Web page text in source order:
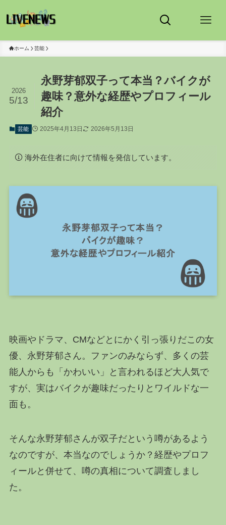
ホーム 芸能
永野芽郁双子って本当？バイクが
趣味？意外な経歴やプロフィール
紹介
2026
5/13
芸能 2025年4月13日 2026年5月13日
海外在住者に向けて情報を発信しています。
映画やドラマ、CMなどとにかく引っ張りだこの女
優、永野芽郁さん。ファンのみならず、多くの芸
能人からも「かわいい」と言われるほど大人気で
すが、実はバイクが趣味だったりとワイルドな一
面も。
そんな永野芽郁さんが双子だという噂があるよう
なのですが、本当なのでしょうか？経歴やプロフ
ィールと併せて、噂の真相について調査しまし
た。